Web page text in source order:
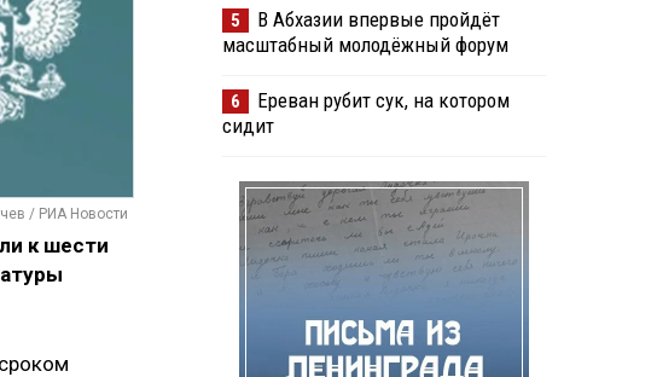
/ РИА Новости
к шести
5
В Абхазии впервые пройдёт
масштабный молодёжный форум
6
Ереван рубит сук, на котором
сидит